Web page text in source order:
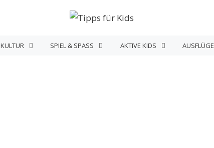
KULTUR SPIEL & SPASS AKTIVE KIDS